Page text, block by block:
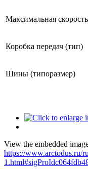
Максимальная
Коробка передач (тип)
Шины (типоразмер)
View the embedded
https://www.arctodus.ru/